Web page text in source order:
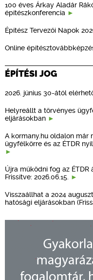
100 éves Árkay Aladár
építészkonferencia
Építész Tervezői Napok
Online
ÉPÍTÉSI JOG
2026. június 30-ától
Helyreállt a törvényes
eljárásokban
A kormany.hu oldalon már
ügyfélkörre és az ÉTDR
Újra működni fog az
Frissítve: 2026.06.15.
Visszaállhat a 2024
hatósági eljárásokban